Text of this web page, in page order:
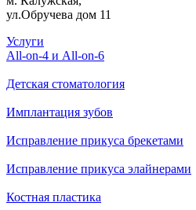
ул.Обручева дом 11
Услуги
All-on-4 и All-on-6
Детская стоматология
Имплантация зубов
Исправление прикуса брекетами
Исправление прикуса элайнерами
Костная пластика